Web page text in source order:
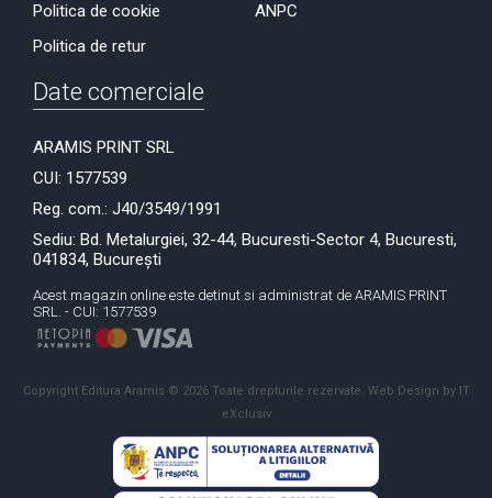
Politica de cookie
Politica de retur
ANPC
Date comerciale
ARAMIS PRINT SRL
CUI: 1577539
Reg. com.: J40/3549/1991
Sediu: Bd. Metalurgiei, 32-44, Bucuresti-Sector 4, Bucuresti,
041834, București
Acest magazin online este detinut si administrat de ARAMIS PRINT
SRL. - CUI: 1577539
Copyright Editura Aramis © 2026 Toate drepturile rezervate. Web Design by IT
eXclusiv